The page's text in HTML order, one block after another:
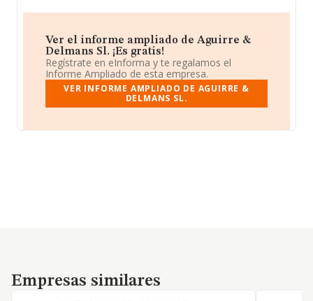
Ver el informe ampliado de Aguirre &
Delmans Sl. ¡Es gratis!
Regístrate en eInforma y te regalamos el
Informe Ampliado de esta empresa.
VER INFORME AMPLIADO DE AGUIRRE &
DELMANS SL.
Empresas similares
Empresas similares